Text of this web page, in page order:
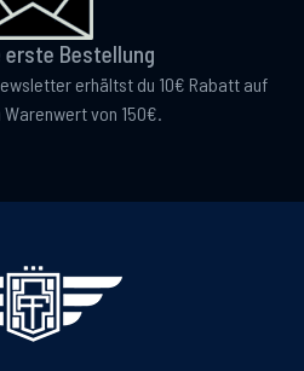
Bestellung
erhältst du 10€ Rabatt auf
von 150€.